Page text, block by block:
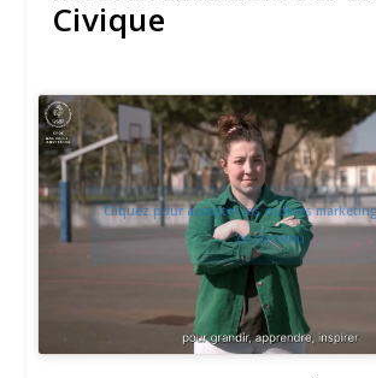
Civique
Cliquez pour accepter les cookies
ce contenu